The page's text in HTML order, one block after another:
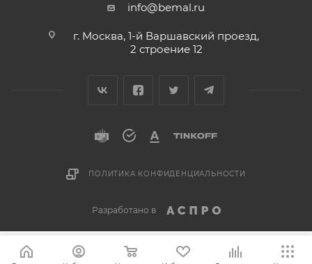
info@bemal.ru
г. Москва, 1-й Варшавский проезд,
2 строение 12
ПОЛИТИКА КОНФИДЕНЦИАЛЬНОСТИ
Разработано в